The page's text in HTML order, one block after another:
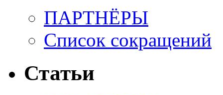
ПАРТНЁРЫ
Список сокращений
Статьи